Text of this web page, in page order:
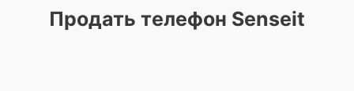
Продать телефон Senseit